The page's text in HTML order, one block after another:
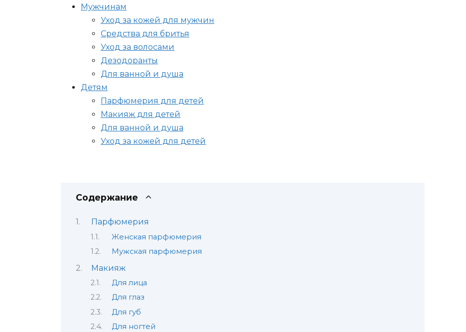
Мужчинам
Уход за кожей для мужчин
Средства для бритья
Уход за волосами
Дезодоранты
Для ванной и душа
Детям
Парфюмерия для детей
Макияж для детей
Для ванной и душа
Уход за кожей для детей
Содержание
Парфюмерия
Женская парфюмерия
Мужская парфюмерия
Макияж
Для лица
Для глаз
Для губ
Для ногтей